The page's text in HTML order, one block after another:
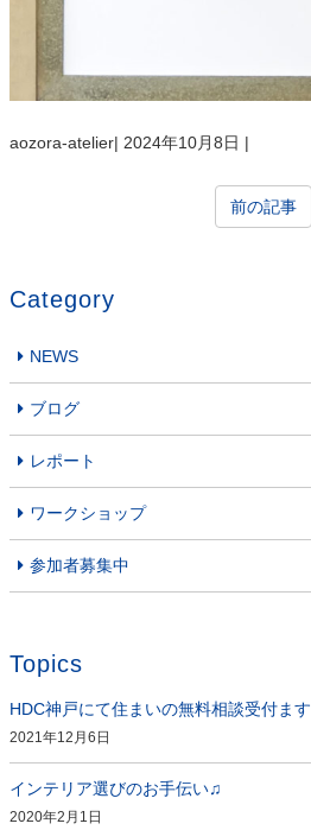
aozora-atelier| 2024年10月8日 |
前の記事
Category
NEWS
ブログ
レポート
ワークショップ
参加者募集中
Topics
HDC神戸にて住まいの無料相談受付ます
2021年12月6日
インテリア選びのお手伝い♫
2020年2月1日